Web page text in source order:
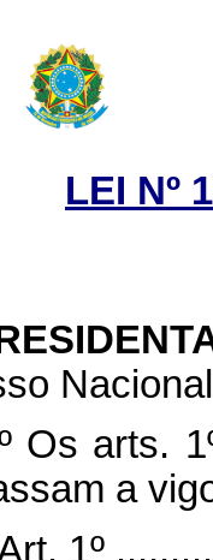
LEI Nº
Os arts.
a
1º